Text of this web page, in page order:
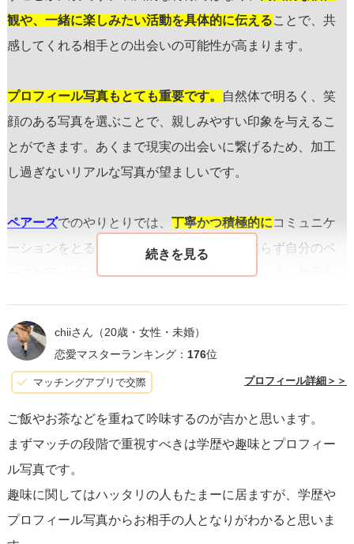
観や、一緒に楽しみたい活動を具体的に伝えることで、共
感してくれる相手との出会いの可能性が高まります。
プロフィール写真もとても重要です。
自然体で明るく、笑
顔のある写真を選ぶことで、親しみやすい印象を与えるこ
とができます。あくまで現実の出会いに繋げるため、加工
し過ぎないリアルな写真が望ましいです。
ペアーズでのやりとりでは、 丁寧かつ積極的にコミュニケ
ーションをとることが大切です。ただし、焦らず自分のペ
ースを守りつつ、多くの人と会話を進めましょう。相手か
ことがポイントです。会話の中で、共通点や興味を持つト
ピックが見つかれば、それを深掘りすることで距離を縮め
ることができます。
また、安全のために個人情報は慎重に取り扱うこと、そし
て、相手とのやりとりを通じて信頼を確認することは非常
に重要です。実際に会う段階になったら、公共の場所を選
び、必ず周囲に会うことを伝えるなど、安全対策を忘れな
いでください。
chiiさん （20歳・女性・未婚）
恋愛マスターランキング： 176位
マッチングアプリで交際 プロフィール詳細＞＞
ご飯やお茶などを重ねて吟味するのが吉かと思います。
まずマッチの段階で重視すべきは学歴や趣味とプロフィー
ル写真です。
趣味に関してはハッタリの人もたまーに居ますが、学歴や
プロフィール写真からお相手の人となりがわかると思いま